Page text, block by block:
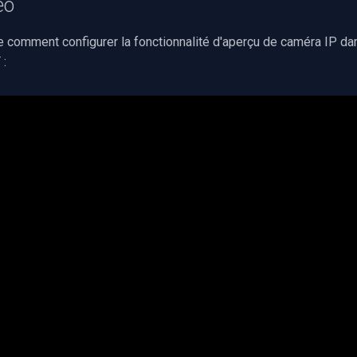
comment configurer la fonctionnalité d'aperçu de caméra IP